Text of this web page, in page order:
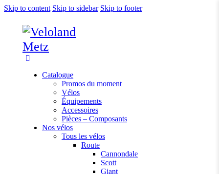
Skip to content Skip to sidebar Skip to footer
Catalogue
Promos du moment
Vélos
Équipements
Accessoires
Pièces – Composants
Nos vélos
Tous les vélos
Route
Cannondale
Scott
Giant